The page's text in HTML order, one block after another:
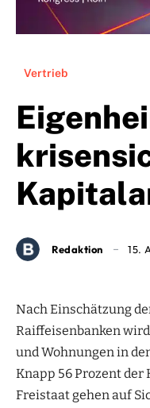
Vertrieb
Redaktion 15.
Nach Einschätzung
Raiffeisenbanken
und Wohnungen in
Knapp 56 Prozent
Freistaat gehen auf